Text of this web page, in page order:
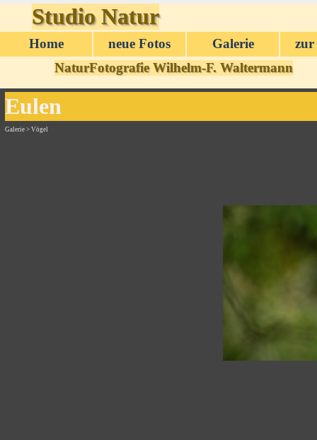
Direkt zum Seiteninhalt
Home neue Fotos ▼
Galerie zur
Studio Natur
NaturFotografie Wilhelm-F. Waltermann
Eulen
Galerie > Vögel